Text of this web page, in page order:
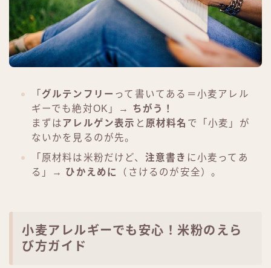
「 グルテンフリー って書いてある＝小麦アレル
ギーでも絶対OK」→ ちがう！
まずはアレルゲン表示 と 原材料名 で「小麦」が
ないかを見るのが先。
「原材料は米粉だけど、 注意書き に小麦ってあ
る」→ ひかえめに （さけるのが安全）。
小麦アレルギーでも安心！米粉のえら
び方ガイド